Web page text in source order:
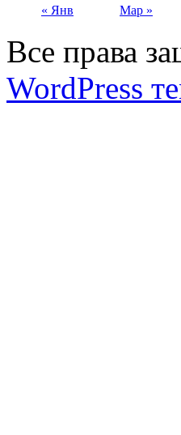
« Янв Мар »
Все права
WordPress